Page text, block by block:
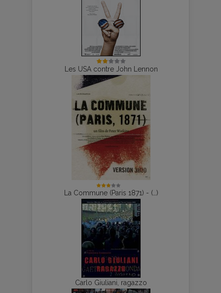
Les USA contre John Lennon
La Commune (Paris 1871) - (…)
Carlo Giuliani, ragazzo